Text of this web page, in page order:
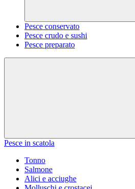
Pesce conservato
Pesce crudo e sushi
Pesce preparato
Pesce in scatola
Tonno
Salmone
Alici e acciughe